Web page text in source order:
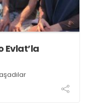
Evlat’la